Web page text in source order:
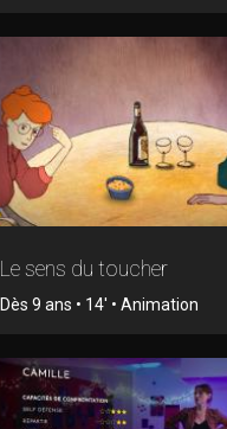
Le sens du toucher
Dès 9 ans • 14' • Animation